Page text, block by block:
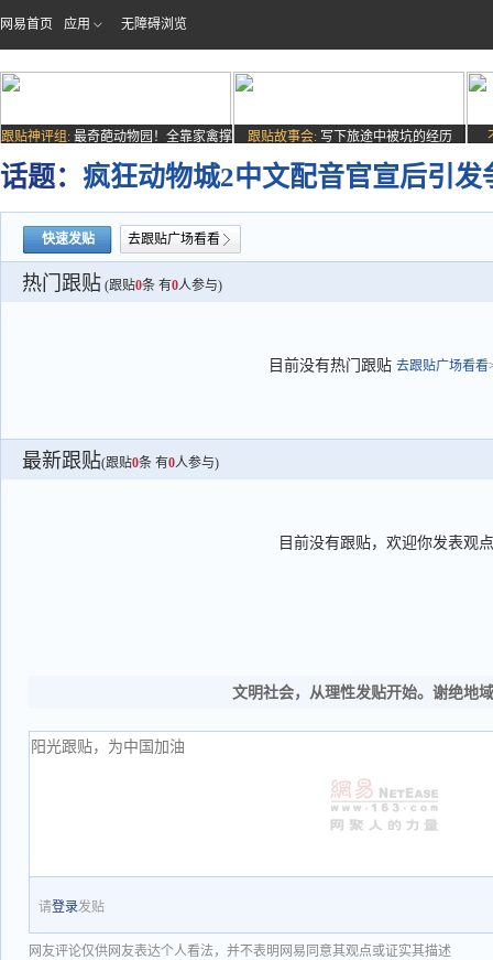
网易首页 应用 无障碍浏览
跟贴神评组: 最奇葩动物园！全靠家禽撑
场子
跟贴故事会: 写下旅途中被坑的经历
话题： 疯狂动物城2中文配音官宣后引发
快速发贴 去跟贴广场看看
热门跟贴 (跟贴0条 有0人参与)
目前没有热门跟贴 去跟贴广场看看
最新跟贴(跟贴0条 有0人参与)
目前没有跟贴，欢迎你发表观点
文明社会，从理性发贴开始。谢绝地
请登录发贴
网友评论仅供网友表达个人看法，并不表明网易同意其观点或证实其描述